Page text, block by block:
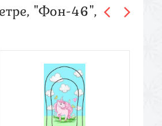
"Фон-46",